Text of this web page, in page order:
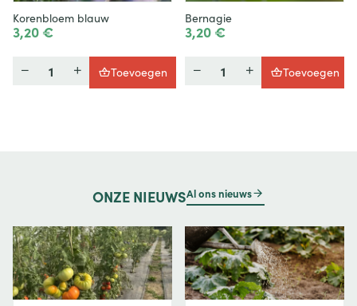
Korenbloem blauw
3,20 €
Toevoegen
Bernagie
3,20 €
Toevoegen
ONZE NIEUWSAl ons nieuws